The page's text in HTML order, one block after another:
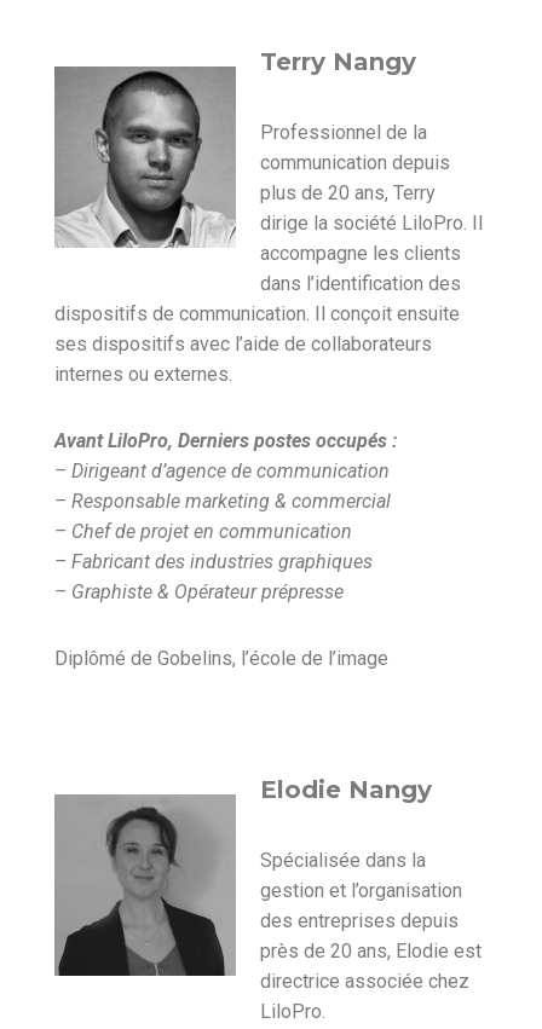
Terry Nangy
Professionnel de la
communication depuis
plus de 20 ans, Terry
dirige la société LiloPro. Il
accompagne les clients
dans l’identification des
dispositifs de communication. Il conçoit ensuite
ses dispositifs avec l’aide de collaborateurs
internes ou externes.
Avant LiloPro, Derniers postes occupés :
– Dirigeant d’agence de communication
– Responsable marketing & commercial
– Chef de projet en communication
– Fabricant des industries graphiques
– Graphiste & Opérateur prépresse
Diplômé de Gobelins, l’école de l’image
Elodie Nangy
Spécialisée dans la
gestion et l’organisation
des entreprises depuis
près de 20 ans, Elodie est
directrice associée chez
LiloPro.